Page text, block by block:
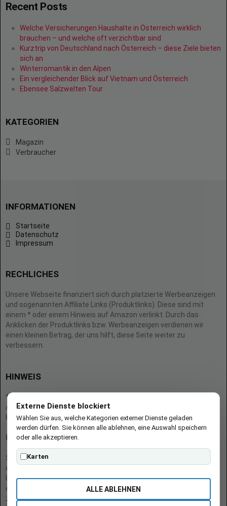
Recent Posts
Welche Versicherungen Haushalte in Österreich wirklich
brauchen – und welche oft verzichtbar sind
Kurztrip von Deutschland nach Österreich – diese Ziele bieten
sich an
Winterromantik in den Alpen
Ein vergleichender Blick auf Vietnam und Österreich
Ebensee Salzwelten Tour
KATEGORIEN
Magazin
Verbraucher
INFORMATIONEN
Startseite
Datenschutz
Impressum
RECHLICHES
Unsere Webseite finanziert sich durch platzierte Werbeanzeigen
und sogenannten Affiliate Links (Produktlinks). Diese sind mit
einem * oder einem Hinweis auf Amazon verlinkt. Durch das
Anklicken der Produktlinks bzw. Werbeanzeigen verdienen wir
einen kleinen Betrag, der uns hilft, diese Seite weiter zu
verbessern.
HINWEIS
* = Afilliate-Link (=Werbung)
Als Amazon-Partner verdient der Seitenbetreiber an qualifizierten
Käufen.
Hinweis zu Preisen und Verfügbarkeiten
Sofern Produktpreise und Verfügbarkeiten angezeigt werden,
entsprechen diese dem angegebenen Stand (Datum/Uhrzeit) und
können sich auf der verlinkten Seite jederzeit ändern. Für den Kauf
eines Produkts gelten die Angaben zu Preis und Verfügbarkeit, die
zum Kaufzeitpunkt [auf der/den maßgeblichen Amazon-
Externe Dienste blockiert
Wählen Sie aus, welche Kategorien externer Dienste geladen
werden dürfen. Sie können alle ablehnen, eine Auswahl speichern
oder alle akzeptieren.
Karten
ALLE ABLEHNEN